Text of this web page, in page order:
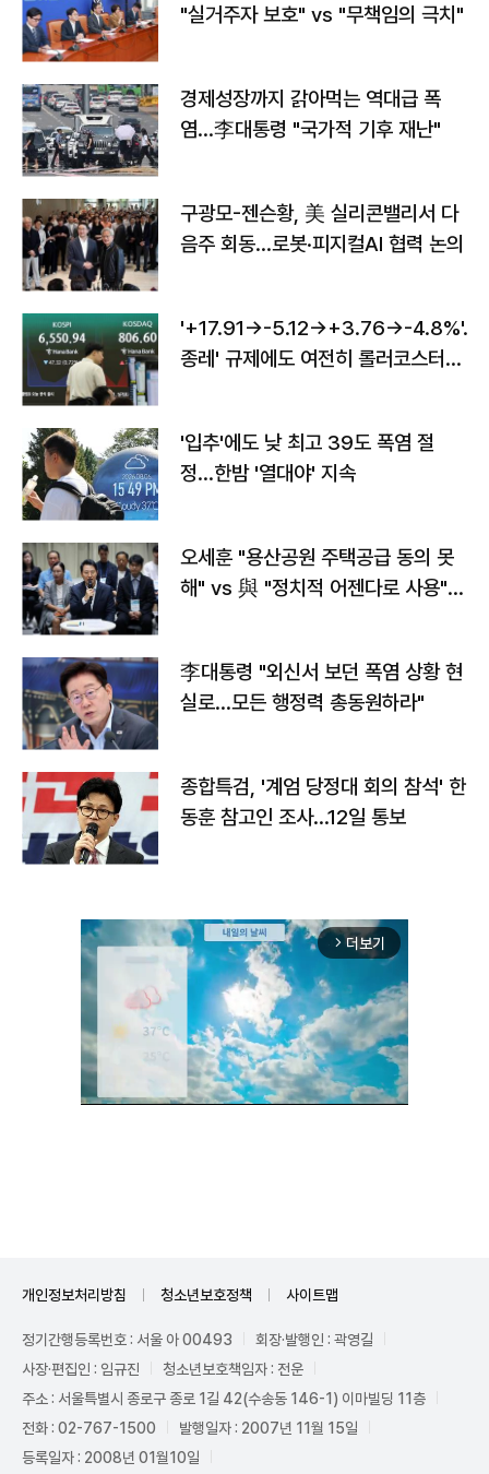
"실거주자 보호" vs "무책임의 극치"
경제성장까지 갉아먹는 역대급 폭
염…李대통령 "국가적 기후 재난"
구광모-젠슨황, 美 실리콘밸리서 다
음주 회동…로봇·피지컬AI 협력 논의
'+17.91→-5.12→+3.76→-4.8%'…'
종레' 규제에도 여전히 롤러코스터
'입추'에도 낮 최고 39도 폭염 절
정…한밤 '열대야' 지속
오세훈 "용산공원 주택공급 동의 못
해" vs 與 "정치적 어젠다로 사용"
李대통령 "외신서 보던 폭염 상황 현
실로…모든 행정력 총동원하라"
종합특검, '계엄 당정대 회의 참석' 한
동훈 참고인 조사...12일 통보
arrow_forward_ios 더보기
개인정보처리방침 청소년보호정책 사이트맵
정기간행등록번호 : 서울 아 00493
회장·발행인 : 곽영길
사장·편집인 : 임규진
청소년보호책임자 : 전운
주소 : 서울특별시 종로구 종로 1길 42(수송동 146-1) 이마빌딩 11층
전화 : 02-767-1500
발행일자 : 2007년 11월 15일
등록일자 : 2008년 01월10일